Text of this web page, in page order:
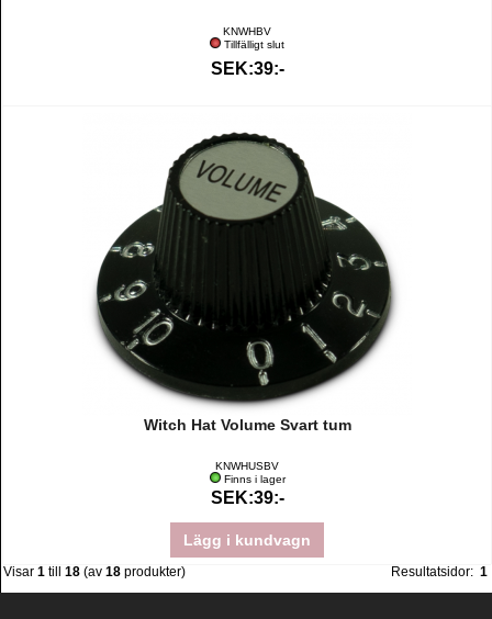
KNWHBV
Tillfälligt slut
SEK:39:-
Witch Hat Volume Svart tum
KNWHUSBV
Finns i lager
SEK:39:-
Lägg i kundvagn
Visar 1 till 18 (av 18 produkter) Resultatsidor: 1